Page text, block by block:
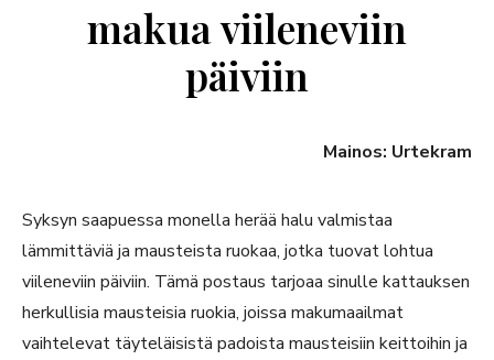
makua viileneviin
päiviin
Mainos: Urtekram
Syksyn saapuessa monella herää halu valmistaa
lämmittäviä ja mausteista ruokaa, jotka tuovat lohtua
viileneviin päiviin. Tämä postaus tarjoaa sinulle kattauksen
herkullisia mausteisia ruokia, joissa makumaailmat
vaihtelevat täyteläisistä padoista mausteisiin keittoihin ja